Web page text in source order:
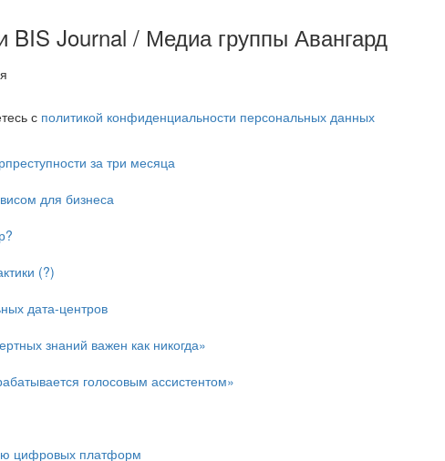
BIS Journal / Медиа группы Авангард
с политикой конфиденциальности персональных данных
за три месяца
для бизнеса
(?)
дата-центров
знаний важен как никогда»
голосовым ассистентом»
цифровых платформ